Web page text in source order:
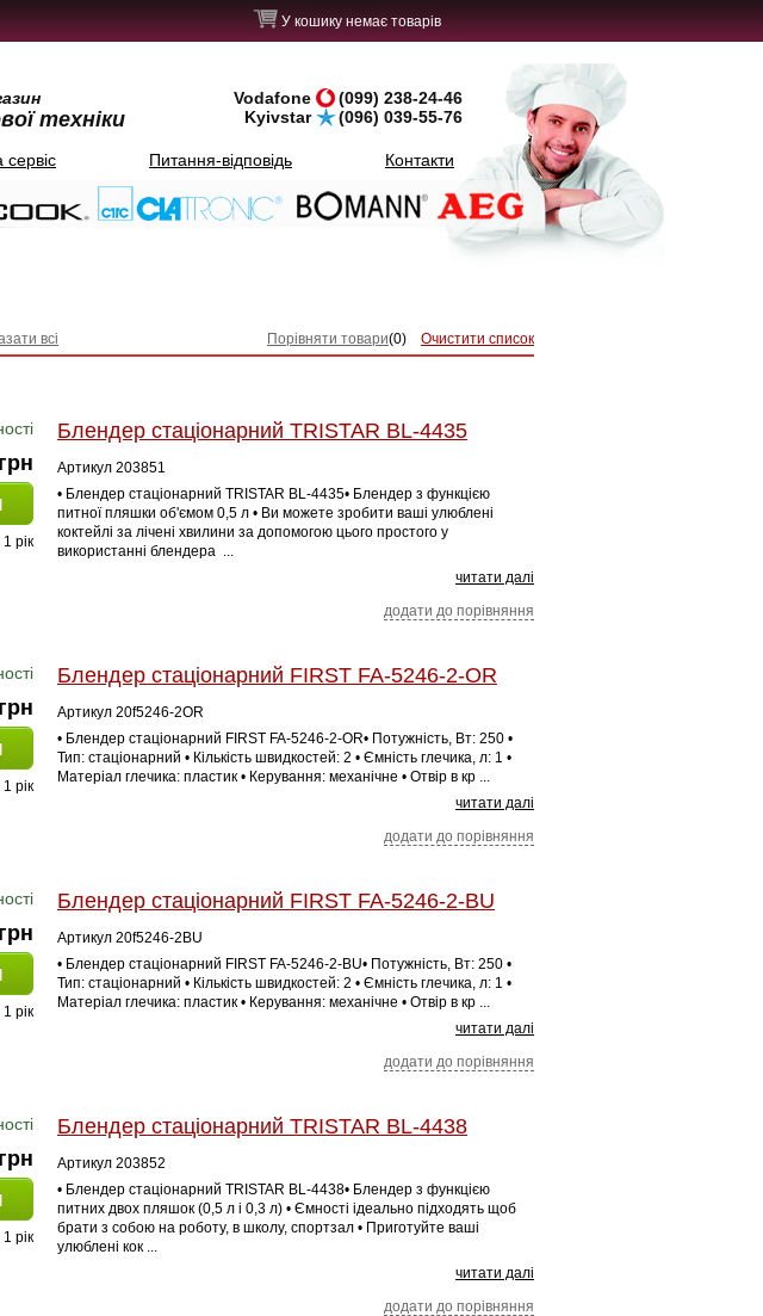
У кошику немає товарів
техніки
Vodafone
(099) 238-24-46
Kyivstar
(096) 039-55-76
сервіс Питання-відповідь Контакти
всі Очистити список
Порівняти товари(0)
рік
Блендер стаціонарний TRISTAR BL-4435
Артикул 203851
• Блендер стаціонарний TRISTAR BL-4435• Блендер з функцією
питної пляшки об'ємом 0,5 л • Ви можете зробити ваші улюблені
коктейлі за лічені хвилини за допомогою цього простого у
використанні блендера ...
читати далі
додати до порівняння
рік
Блендер стаціонарний FIRST FA-5246-2-OR
Артикул 20f5246-2OR
• Блендер стаціонарний FIRST FA-5246-2-OR• Потужність, Вт: 250 •
Тип: стаціонарний • Кількість швидкостей: 2 • Ємність глечика, л: 1 •
Матеріал глечика: пластик • Керування: механічне • Отвір в кр ...
читати далі
додати до порівняння
рік
Блендер стаціонарний FIRST FA-5246-2-BU
Артикул 20f5246-2BU
• Блендер стаціонарний FIRST FA-5246-2-BU• Потужність, Вт: 250 •
Тип: стаціонарний • Кількість швидкостей: 2 • Ємність глечика, л: 1 •
Матеріал глечика: пластик • Керування: механічне • Отвір в кр ...
читати далі
додати до порівняння
рік
Блендер стаціонарний TRISTAR BL-4438
Артикул 203852
• Блендер стаціонарний TRISTAR BL-4438• Блендер з функцією
питних двох пляшок (0,5 л і 0,3 л) • Ємності ідеально підходять щоб
брати з собою на роботу, в школу, спортзал • Приготуйте ваші
улюблені кок ...
читати далі
додати до порівняння